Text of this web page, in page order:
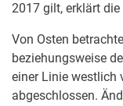
2017 gilt, erklärt die
Von Osten
beziehungsweise
einer Linie westlich
abgeschlossen.